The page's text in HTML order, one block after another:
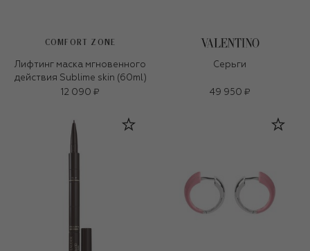
COMFORT ZONE
Лифтинг маска мгновенного
действия Sublime skin (60ml)
12 090 ₽
Серьги
49 950 ₽